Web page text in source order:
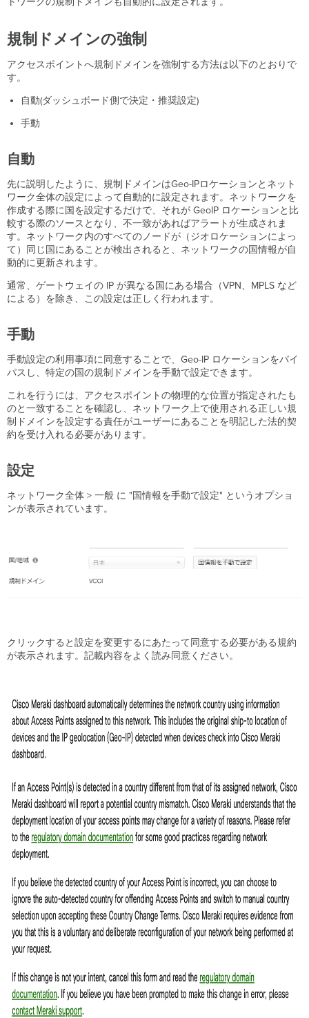
規制ドメインの強制
アクセスポイントへ規制ドメインを強制する方法は以下のとおりで
す。
自動(ダッシュボード側で決定・推奨設定)
手動
自動
先に説明したように、規制ドメインはGeo-IPロケーションとネット
ワーク全体の設定によって自動的に設定されます。ネットワークを
作成する際に国を設定するだけで、それが GeoIP ロケーションと比
較する際のソースとなり、不一致があればアラートが生成されま
す。ネットワーク内のすべてのノードが（ジオロケーションによっ
て）同じ国にあることが検出されると、ネットワークの国情報が自
動的に更新されます。
通常、ゲートウェイの IP が異なる国にある場合（VPN、MPLS など
による）を除き、この設定は正しく行われます。
手動
手動設定の利用事項に同意することで、Geo-IP ロケーションをバイ
パスし、特定の国の規制ドメインを手動で設定できます。
これを行うには、アクセスポイントの物理的な位置が指定されたも
のと一致することを確認し、ネットワーク上で使用される正しい規
制ドメインを設定する責任がユーザーにあることを明記した法的契
約を受け入れる必要があります。
設定
ネットワーク全体 > 一般 に "国情報を手動で設定" というオプショ
ンが表示されています。
クリックすると設定を変更するにあたって同意する必要がある規約
が表示されます。記載内容をよく読み同意ください。